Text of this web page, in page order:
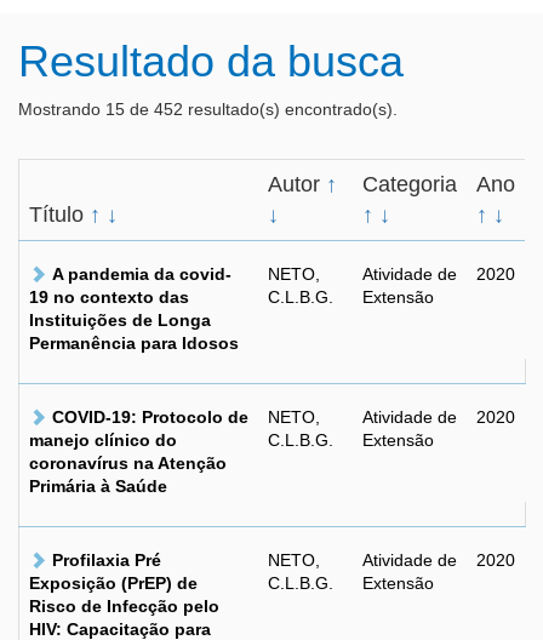
Resultado da busca
Mostrando 15 de 452 resultado(s) encontrado(s).
Título ↑ ↓
Autor ↑
↓
Categoria
↑ ↓
Ano
↑ ↓
A pandemia da covid-
19 no contexto das
Instituições de Longa
Permanência para Idosos
NETO,
C.L.B.G.
Atividade de
Extensão
2020
COVID-19: Protocolo de
manejo clínico do
coronavírus na Atenção
Primária à Saúde
NETO,
C.L.B.G.
Atividade de
Extensão
2020
Profilaxia Pré
Exposição (PrEP) de
Risco de Infecção pelo
HIV: Capacitação para
NETO,
C.L.B.G.
Atividade de
Extensão
2020